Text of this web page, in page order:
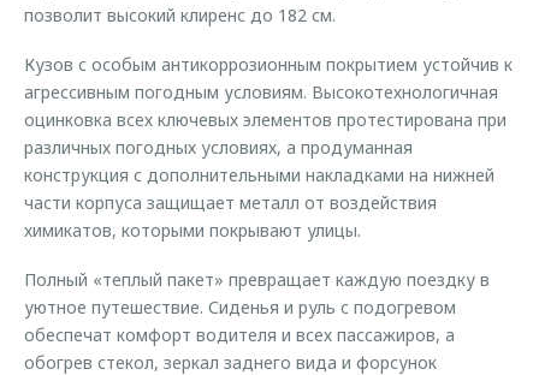
позволит высокий клиренс до 182 см.
Кузов с особым антикоррозионным покрытием устойчив к
агрессивным погодным условиям. Высокотехнологичная
оцинковка всех ключевых элементов протестирована при
различных погодных условиях, а продуманная
конструкция с дополнительными накладками на нижней
части корпуса защищает металл от воздействия
химикатов, которыми покрывают улицы.
Полный «теплый пакет» превращает каждую поездку в
уютное путешествие. Сиденья и руль с подогревом
обеспечат комфорт водителя и всех пассажиров, а
обогрев стекол, зеркал заднего вида и форсунок